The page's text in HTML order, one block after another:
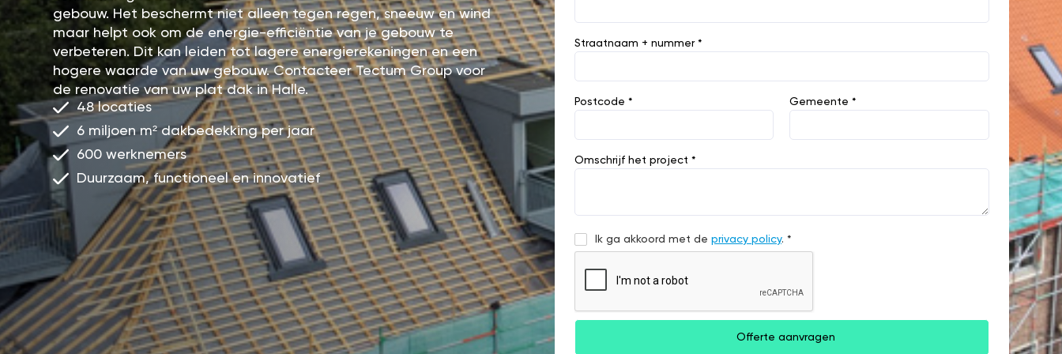
gebouw. Het beschermt niet alleen tegen regen, sneeuw en wind
maar helpt ook om de energie-efficiëntie van je gebouw te
verbeteren. Dit kan leiden tot lagere energierekeningen en een
hogere waarde van uw gebouw. Contacteer Tectum Group voor
de renovatie van uw plat dak in Halle.
48 locaties
6 miljoen m² dakbedekking per jaar
600 werknemers
Duurzaam, functioneel en innovatief
Straatnaam + nummer *
Postcode * Gemeente *
Omschrijf het project *
Ik ga akkoord met de privacy policy. *